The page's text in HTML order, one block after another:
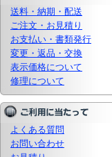
送料・納期・配送
ご注文・お見積り
お支払い・書類発行
変更・返品・交換
表示価格について
修理について
よくある質問
お問い合わせ